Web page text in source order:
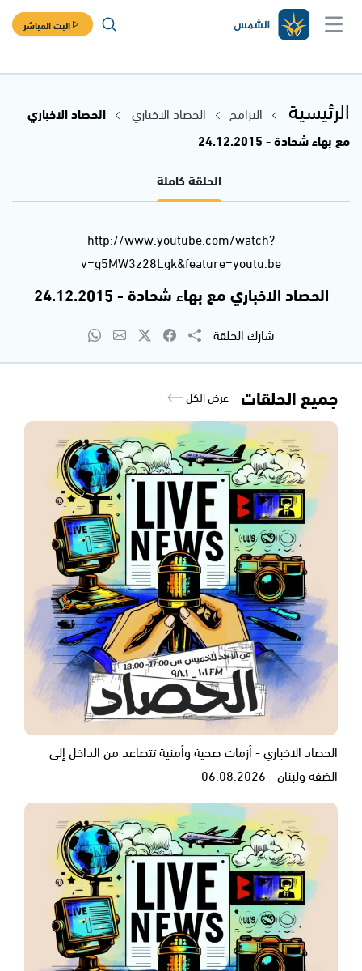
البث المباشر
الرئيسية البرامج الحصاد الاخباري
الحصاد الاخباري
مع بهاء شحادة - 24.12.2015
الحلقة كاملة
http://www.youtube.com/watch?
v=g5MW3z28Lgk&feature=youtu.be
الحصاد الاخباري مع بهاء شحادة - 24.12.2015
شارك الحلقة
جميع الحلقات عرض الكل
الحصاد الاخباري - أزمات صحية وأمنية تتصاعد من الداخل إلى
الضفة ولبنان - 06.08.2026